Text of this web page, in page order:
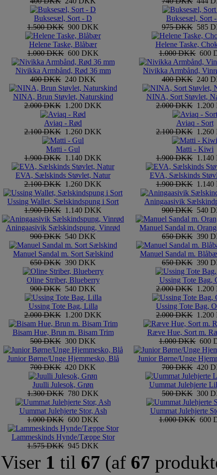
Buksesæl, Sort - D
1.500 DKK 900 DKK
Buksesæl, Sort
975 DKK 585
Helene Taske, Blåbær
1.000 DKK 600 DKK
Helene Taske,
1.000 DKK 600
Nivikka Armbånd, Rød 36 mm
400 DKK 240 DKK
Nivikka Armbånd,
400 DKK 240
NINA, Brun Støvlet, Naturskind
2.000 DKK 1.200 DKK
NINA, Sort Støvlet,
2.000 DKK
Aviaq - Rød
2.100 DKK 1.260 DKK
Aviaq - Sort
2.100 DKK
Matti - Gul
1.900 DKK 1.140 DKK
Matti - Kiwi
1.900 DKK
EVA, Sælskinds Støvlet, Natur
2.100 DKK 1.260 DKK
EVA, Sælskinds
1.900 DKK
Ussing Wallet, Sælskindspung i Sort
1.900 DKK 1.140 DKK
Aningaasivik
900 DKK 540
Aningaasivik Sælskindspung, Vinrød
900 DKK 540 DKK
Manuel Sandal m.
650 DKK 390
Manuel Sandal m. Sort Sælskind
650 DKK 390 DKK
Manuel Sandal m.
650 DKK 390
Oline Striber, Blueberry
900 DKK 540 DKK
Ussing Tote Bag,
2.000 DKK
Ussing Tote Bag, Lilla
2.000 DKK 1.200 DKK
Ussing Tote Bag,
2.000 DKK
Bisam Hue, Brun m. Bisam Trim
500 DKK 300 DKK
Ræve Hue, Sort m.
1.000 DKK 600
Junior Børne/Unge Hjemmesko, Blå
700 DKK 420 DKK
Junior Børne/Unge
700 DKK 420
Juulli Julesok, Grøn
1.300 DKK 780 DKK
Uummat Julehjerte
500 DKK 300
Uummat Julehjerte Stor, Ash
1.000 DKK 600 DKK
Uummat Julehjerte
1.000 DKK 600
Lammeskinds Hynde/Tæppe Stor
1.575 DKK 945 DKK
Viser 1 til 67 (af 67